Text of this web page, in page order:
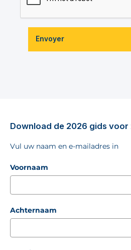
Envoyer
Download de 2026 gids
Vul uw naam en e-mailadres in
Voornaam
Achternaam